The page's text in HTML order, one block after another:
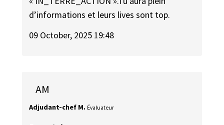
d’informations et leurs lives sont top.
09 October, 2025 19:48
AM
Adjudant-chef M. Évaluateur